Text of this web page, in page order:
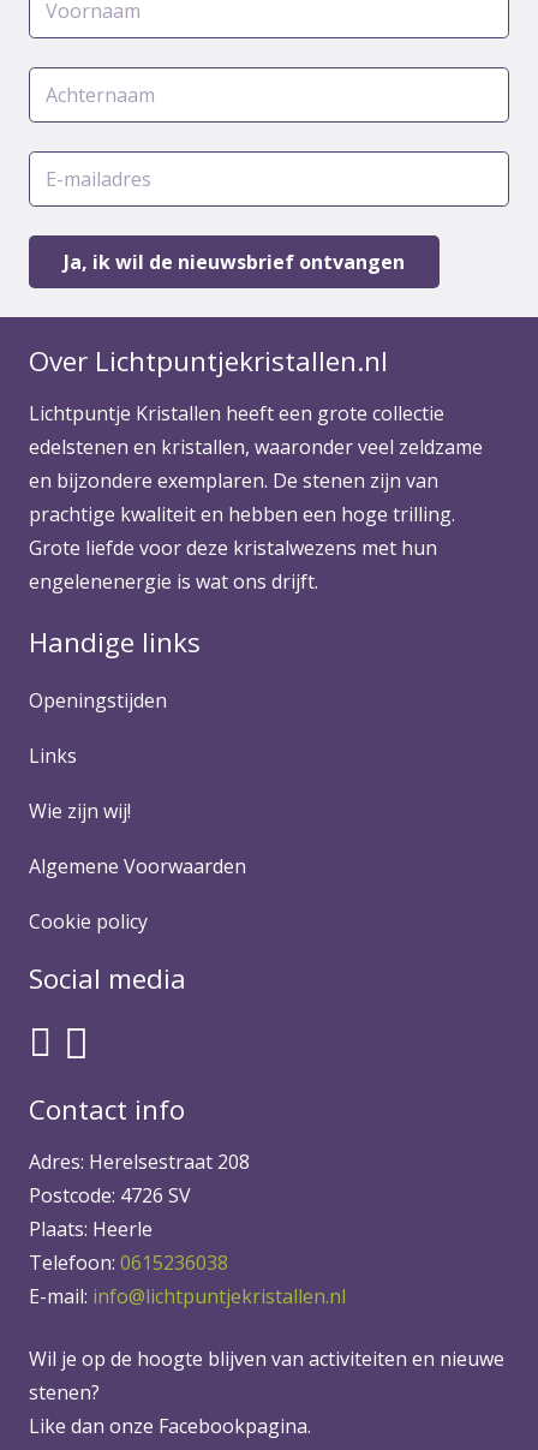
Over Lichtpuntjekristallen.nl
Lichtpuntje Kristallen heeft een grote collectie
edelstenen en kristallen, waaronder veel zeldzame
en bijzondere exemplaren. De stenen zijn van
prachtige kwaliteit en hebben een hoge trilling.
Grote liefde voor deze kristalwezens met hun
engelenenergie is wat ons drijft.
Handige links
Openingstijden
Links
Wie zijn wij!
Algemene Voorwaarden
Cookie policy
Social media
Contact info
Adres: Herelsestraat 208
Postcode: 4726 SV
Plaats: Heerle
Telefoon: 0615236038
E-mail: info@lichtpuntjekristallen.nl
Wil je op de hoogte blijven van activiteiten en nieuwe
stenen?
Like dan onze Facebookpagina.